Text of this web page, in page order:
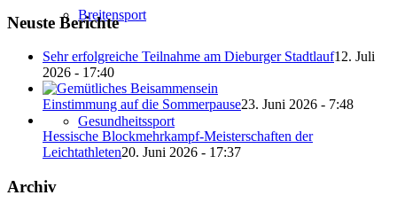
Breitensport
Gesundheitssport
Neuste Berichte
Sehr erfolgreiche Teilnahme am Dieburger Stadtlauf12. Juli
2026 - 17:40
Einstimmung auf die Sommerpause23. Juni 2026 - 7:48
Hessische Blockmehrkampf-Meisterschaften der
Leichtathleten20. Juni 2026 - 17:37
Archiv